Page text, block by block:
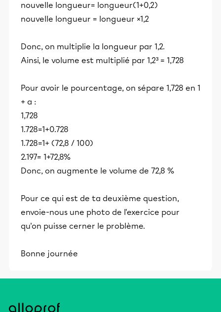
nouvelle longueur= longueur(1+0,2)
nouvelle longueur = longueur ×1,2
Donc, on multiplie la longueur par 1,2.
Ainsi, le volume est multiplié par 1,2³ = 1,728
Pour avoir le pourcentage, on sépare 1,728 en 1
+ a :
1,728
1.728=1+0.728
1.728=1+ (72,8 / 100)
2.197= 1+72,8%
Donc, on augmente le volume de 72,8 %
Pour ce qui est de ta deuxième question,
envoie-nous une photo de l'exercice pour
qu'on puisse cerner le problème.
Bonne journée